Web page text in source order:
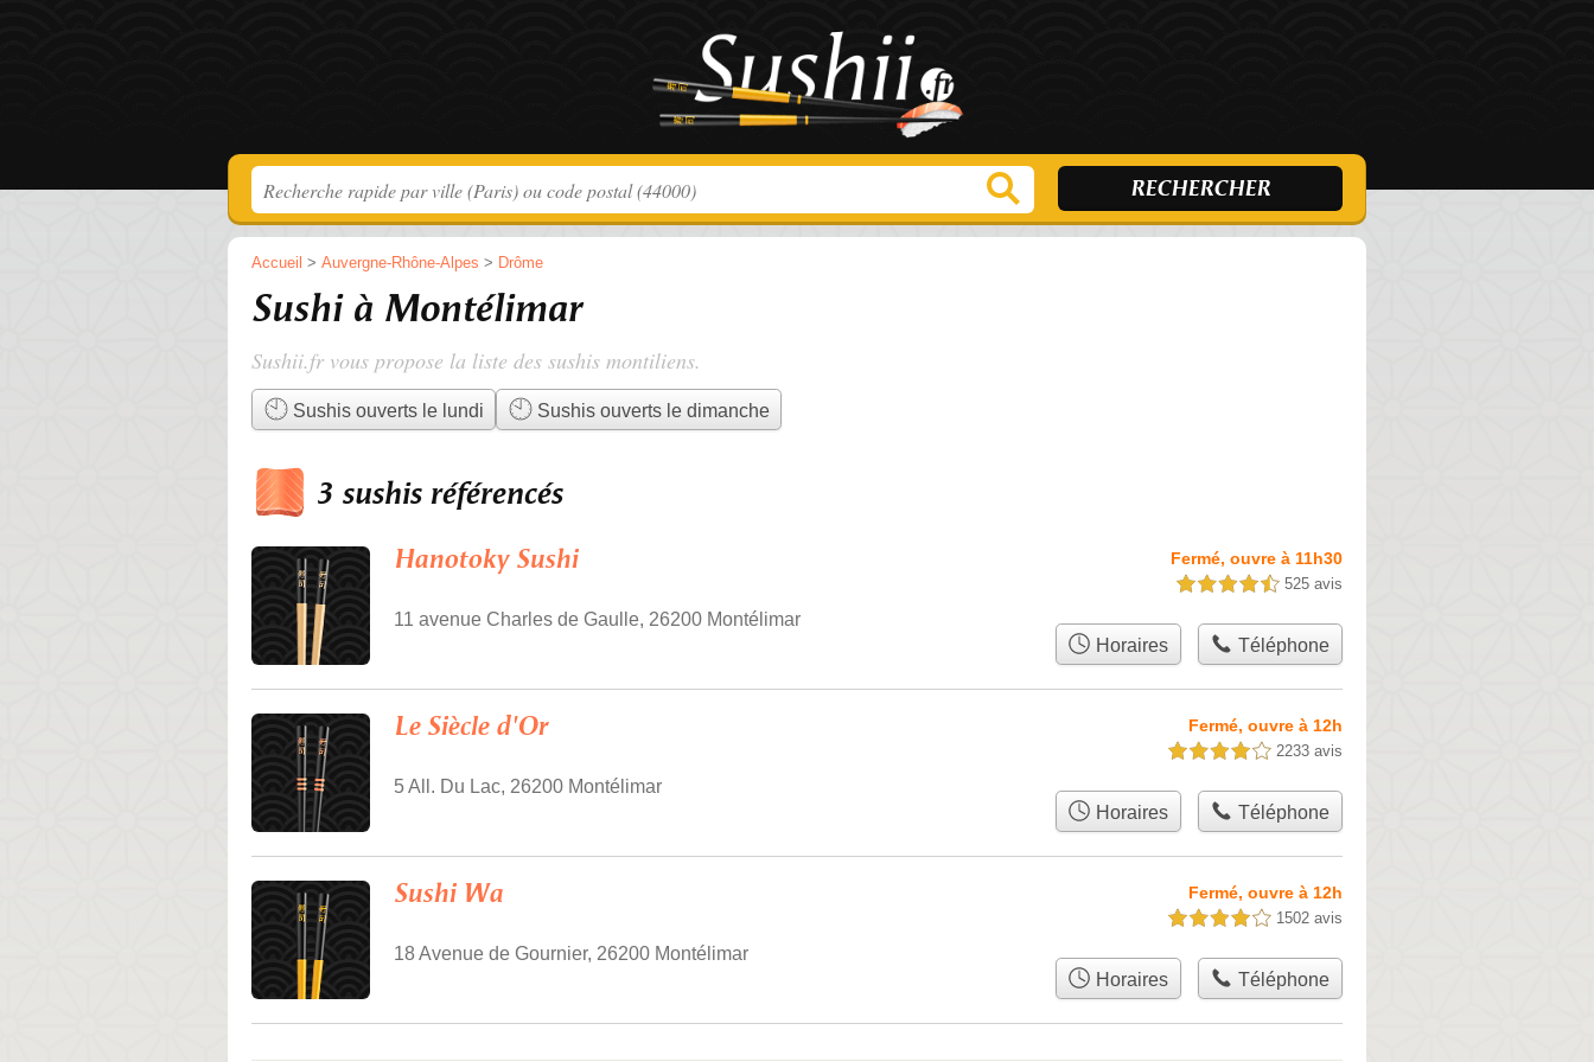
Accueil > Auvergne-Rhône-Alpes > Drôme
Sushi à Montélimar
Sushii.fr vous propose la liste des sushis montiliens.
Sushis ouverts le lundi Sushis ouverts le dimanche
3 sushis référencés
Hanotoky Sushi
11 avenue Charles de Gaulle, 26200 Montélimar
Fermé, ouvre à 11h30
4,5 étoiles sur 5 525 avis
Horaires Téléphone
Le Siècle d'Or
5 All. Du Lac, 26200 Montélimar
Fermé, ouvre à 12h
4,0 étoiles sur 5 2233 avis
Horaires Téléphone
Sushi Wa
18 Avenue de Gournier, 26200 Montélimar
Fermé, ouvre à 12h
4,0 étoiles sur 5 1502 avis
Horaires Téléphone